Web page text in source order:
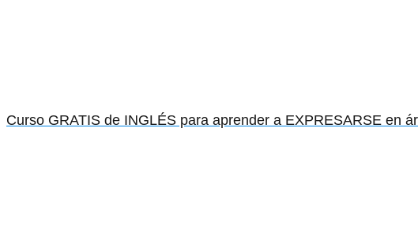
Curso GRATIS de INGLÉS para aprender a EXPRESARSE en